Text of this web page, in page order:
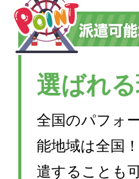
選ばれ
全国のパフォ
能地域は全国
遣することも